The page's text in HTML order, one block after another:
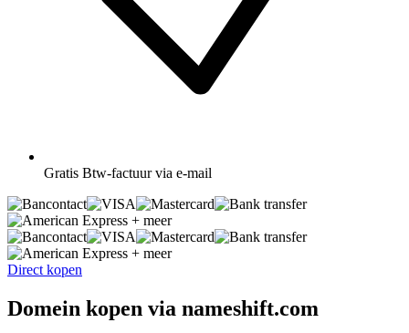
Gratis Btw-factuur via e-mail
+ meer
+ meer
Direct kopen
Domein kopen via nameshift.com